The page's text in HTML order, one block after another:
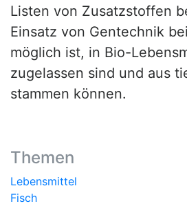
Listen von Zusatzstoffen
Einsatz von Gentechnik
möglich ist, in Bio-
zugelassen sind und aus
stammen können.
Themen
Lebensmittel
Fisch